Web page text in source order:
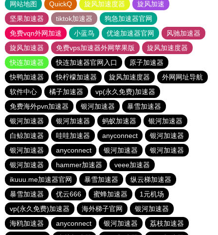
网站地图 QuickQ 旋风加速度器
旋风加速
坚果加速器
tiktok加速器
狗急加速器官网
免费vqn外网加速
小蓝鸟 优途加速器官网
风驰加速器
旋风加速器
免费vps加速器外网苹果版
旋风加速度器
快连加速器
快连加速器官网入口
原子加速器
快鸭加速器
快柠檬加速器 旋风加速度器
外网网址导航
软件中心
橘子加速器
vp(永久免费)加速器
免费海外pvn加速器
银河加速器
暴雪加速器
银河加速器
银河加速器 蚂蚁加速器
银河加速器
白鲸加速器
哇哇加速器 anyconnect
银河加速器
银河加速器
anyconnect 银河加速器
银河加速器
银河加速器
hammer加速器
veee加速器
ikuuu.me加速器官网
暴雪加速器
纵云梯加速器
暴雪加速器
优云666 蜜蜂加速器
1元机场
vp(永久免费)加速器
海外梯子官网
银河加速器
海鸥加速器
anyconnect 银河加速器
荔枝加速器